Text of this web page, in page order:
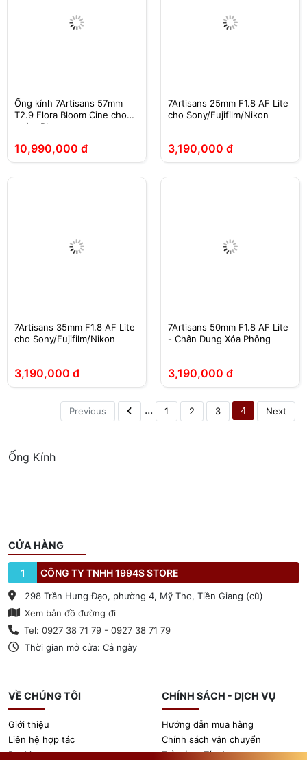
Ống kính 7Artisans 57mm
T2.9 Flora Bloom Cine cho
ngàm PL
10,990,000 đ
7Artisans 25mm F1.8 AF Lite
cho Sony/Fujifilm/Nikon
3,190,000 đ
7Artisans 35mm F1.8 AF Lite
cho Sony/Fujifilm/Nikon
3,190,000 đ
7Artisans 50mm F1.8 AF Lite
- Chân Dung Xóa Phông
3,190,000 đ
Previous ... 1 2 3 4 Next
Ống Kính
CỬA HÀNG
1 CÔNG TY TNHH 1994S STORE
298 Trần Hưng Đạo, phường 4, Mỹ Tho, Tiền Giang (cũ)
Xem bản đồ đường đi
Tel: 0927 38 71 79 - 0927 38 71 79
Thời gian mở cửa: Cả ngày
VỀ CHÚNG TÔI
Giới thiệu
Liên hệ hợp tác
Booking
CHÍNH SÁCH - DỊCH VỤ
Hướng dẫn mua hàng
Chính sách vận chuyển
Trả góp - Tín dụng